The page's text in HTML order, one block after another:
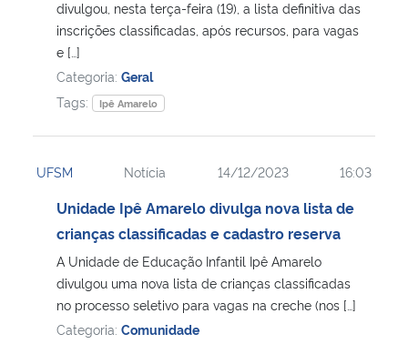
divulgou, nesta terça-feira (19), a lista definitiva das
inscrições classificadas, após recursos, para vagas
e […]
Categoria: Geral
Tags:
Ipê Amarelo
UFSM Notícia 14/12/2023 16:03
Unidade Ipê Amarelo divulga nova lista de
crianças classificadas e cadastro reserva
A Unidade de Educação Infantil Ipê Amarelo
divulgou uma nova lista de crianças classificadas
no processo seletivo para vagas na creche (nos […]
Categoria: Comunidade